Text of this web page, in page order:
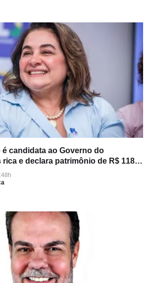
é candidata ao Governo do
e declara patrimônio de R$ 118